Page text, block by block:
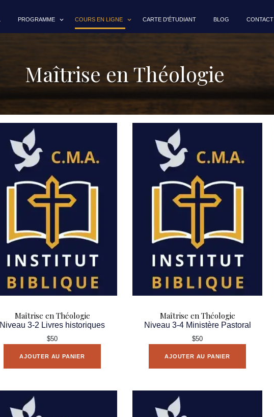
PROGRAMME COURS EN LIGNE CARTE D'ÉTUDIANT BLOG CONTACT
Maîtrise en Théologie
Maîtrise en Théologie
Niveau 3-2 Livres historiques
$50
AJOUTER AU PANIER
Maîtrise en Théologie
Niveau 3-4 Ministère Pastoral
$50
AJOUTER AU PANIER